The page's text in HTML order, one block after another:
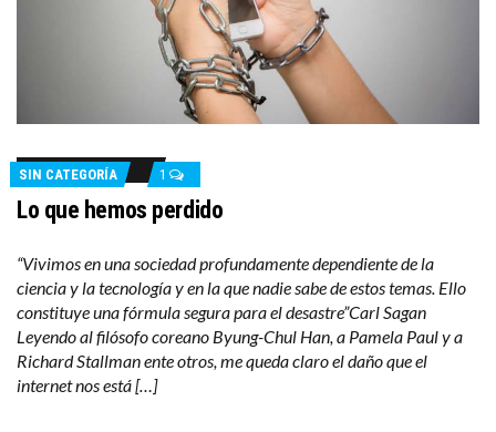
SIN CATEGORÍA 1
Lo que hemos perdido
“Vivimos en una sociedad profundamente dependiente de la
ciencia y la tecnología y en la que nadie sabe de estos temas. Ello
constituye una fórmula segura para el desastre”Carl Sagan
Leyendo al filósofo coreano Byung-Chul Han, a Pamela Paul y a
Richard Stallman ente otros, me queda claro el daño que el
internet nos está […]